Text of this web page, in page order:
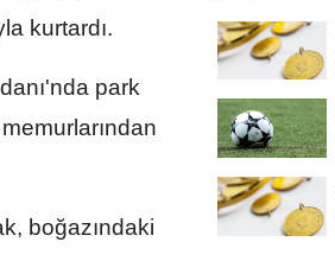
kurtardı.
park
boğazındaki